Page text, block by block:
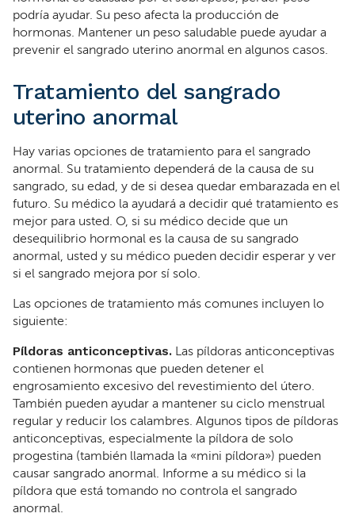
podría ayudar. Su peso afecta la producción de
hormonas. Mantener un peso saludable puede ayudar a
prevenir el sangrado uterino anormal en algunos casos.
Tratamiento del sangrado
uterino anormal
Hay varias opciones de tratamiento para el sangrado
anormal. Su tratamiento dependerá de la causa de su
sangrado, su edad, y de si desea quedar embarazada en el
futuro. Su médico la ayudará a decidir qué tratamiento es
mejor para usted. O, si su médico decide que un
desequilibrio hormonal es la causa de su sangrado
anormal, usted y su médico pueden decidir esperar y ver
si el sangrado mejora por sí solo.
Las opciones de tratamiento más comunes incluyen lo
siguiente:
Píldoras anticonceptivas. Las píldoras anticonceptivas
contienen hormonas que pueden detener el
engrosamiento excesivo del revestimiento del útero.
También pueden ayudar a mantener su ciclo menstrual
regular y reducir los calambres. Algunos tipos de píldoras
anticonceptivas, especialmente la píldora de solo
progestina (también llamada la «mini píldora») pueden
causar sangrado anormal. Informe a su médico si la
píldora que está tomando no controla el sangrado
anormal.